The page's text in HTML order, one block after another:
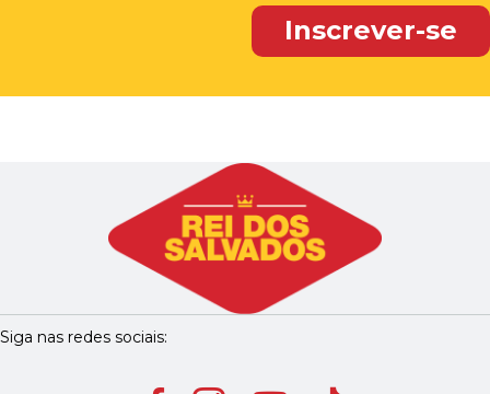
Siga nas redes sociais: